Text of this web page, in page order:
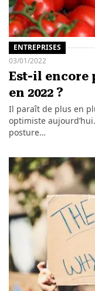
ENTREPRISES
03/01/2022
Est-il encore
en 2022 ?
Il paraît de plus en
optimiste
posture…